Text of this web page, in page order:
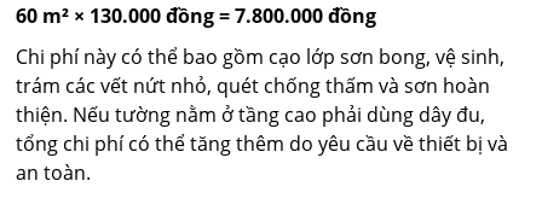
60 m² × 130.000 đồng = 7.800.000 đồng
Chi phí này có thể bao gồm cạo lớp sơn bong, vệ sinh,
trám các vết nứt nhỏ, quét chống thấm và sơn hoàn
thiện. Nếu tường nằm ở tầng cao phải dùng dây đu,
tổng chi phí có thể tăng thêm do yêu cầu về thiết bị và
an toàn.